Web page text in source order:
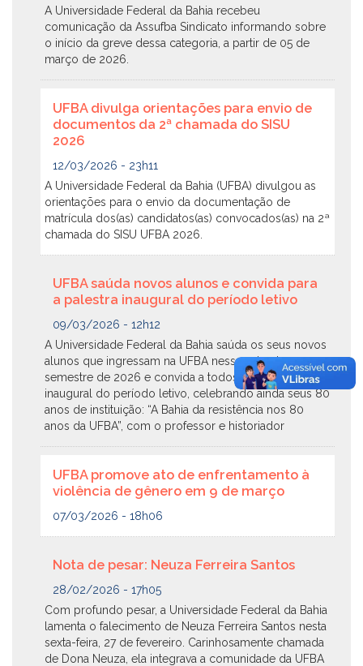
A Universidade Federal da Bahia recebeu
comunicação da Assufba Sindicato informando sobre
o início da greve dessa categoria, a partir de 05 de
março de 2026.
UFBA divulga orientações para envio de
documentos da 2ª chamada do SISU
2026
12/03/2026 - 23h11
A Universidade Federal da Bahia (UFBA) divulgou as
orientações para o envio da documentação de
matrícula dos(as) candidatos(as) convocados(as) na 2ª
chamada do SISU UFBA 2026.
UFBA saúda novos alunos e convida para
a palestra inaugural do período letivo
09/03/2026 - 12h12
A Universidade Federal da Bahia saúda os seus novos
alunos que ingressam na UFBA nesse primeiro
semestre de 2026 e convida a todos para a palestra
inaugural do período letivo, celebrando ainda seus 80
anos de instituição: “A Bahia da resistência nos 80
anos da UFBA”, com o professor e historiador
UFBA promove ato de enfrentamento à
violência de gênero em 9 de março
07/03/2026 - 18h06
Nota de pesar: Neuza Ferreira Santos
28/02/2026 - 17h05
Com profundo pesar, a Universidade Federal da Bahia
lamenta o falecimento de Neuza Ferreira Santos nesta
sexta-feira, 27 de fevereiro. Carinhosamente chamada
de Dona Neuza, ela integrava a comunidade da UFBA